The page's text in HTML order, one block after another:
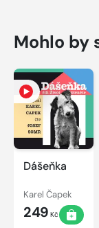
Mohlo by
Dášeňka
Karel Čapek
249 Kč